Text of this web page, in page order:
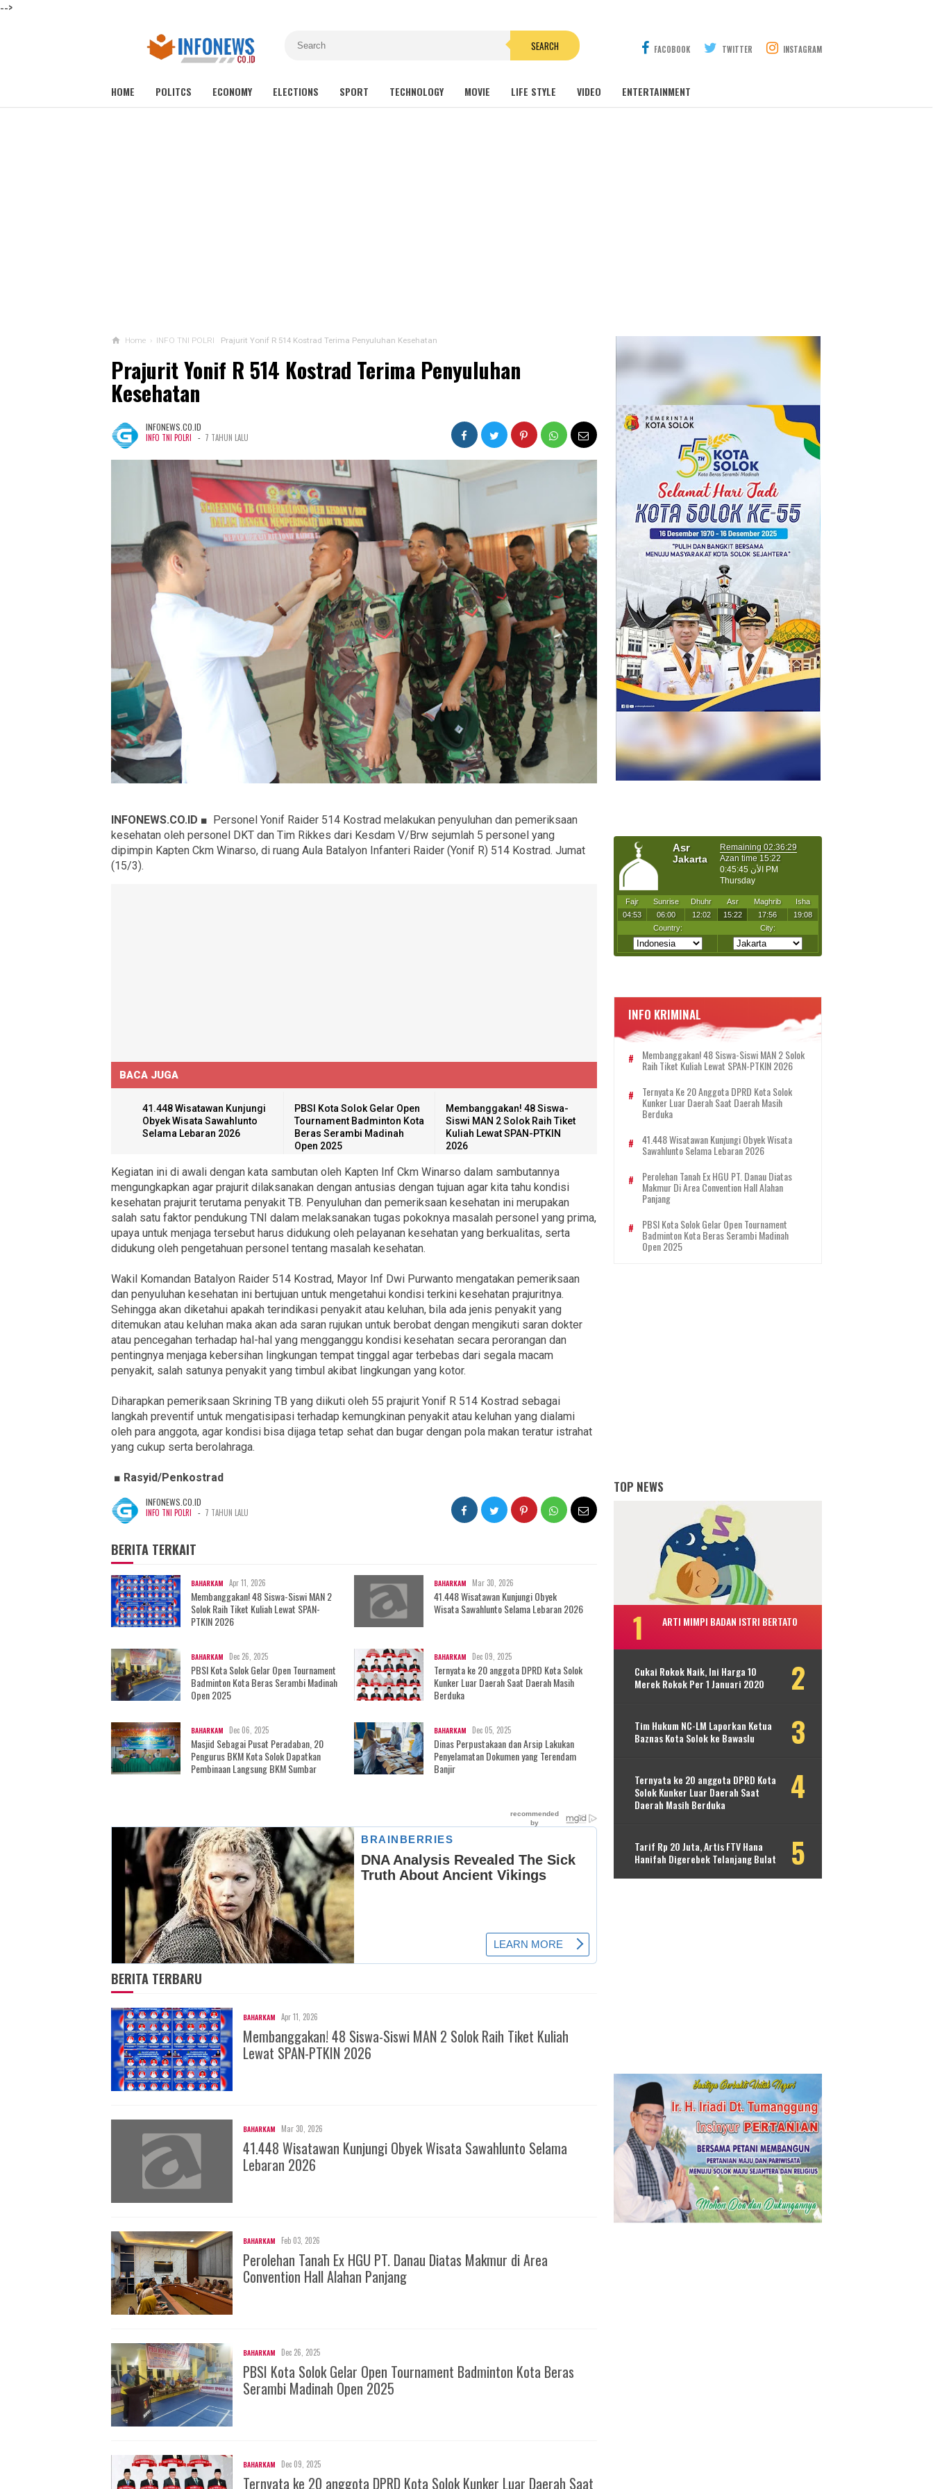
-->
SEARCH FACOBOOK TWITTER INSTAGRAM
HOME POLITCS ECONOMY ELECTIONS SPORT TECHNOLOGY MOVIE LIFE STYLE VIDEO ENTERTAINMENT
Home › INFO TNI POLRI Prajurit Yonif R 514 Kostrad Terima Penyuluhan Kesehatan
Prajurit Yonif R 514 Kostrad Terima Penyuluhan
Kesehatan
INFONEWS.CO.ID
INFO TNI POLRI - 7 TAHUN LALU
INFONEWS.CO.ID ■ Personel Yonif Raider 514 Kostrad melakukan penyuluhan dan pemeriksaan
kesehatan oleh personel DKT dan Tim Rikkes dari Kesdam V/Brw sejumlah 5 personel yang
dipimpin Kapten Ckm Winarso, di ruang Aula Batalyon Infanteri Raider (Yonif R) 514 Kostrad. Jumat
(15/3).
BACA JUGA
41.448 Wisatawan Kunjungi
Obyek Wisata Sawahlunto
Selama Lebaran 2026
PBSI Kota Solok Gelar Open
Tournament Badminton Kota
Beras Serambi Madinah
Open 2025
Membanggakan! 48 Siswa-
Siswi MAN 2 Solok Raih Tiket
Kuliah Lewat SPAN-PTKIN
2026
Kegiatan ini di awali dengan kata sambutan oleh Kapten Inf Ckm Winarso dalam sambutannya
mengungkapkan agar prajurit dilaksanakan dengan antusias dengan tujuan agar kita tahu kondisi
kesehatan prajurit terutama penyakit TB. Penyuluhan dan pemeriksaan kesehatan ini merupakan
salah satu faktor pendukung TNI dalam melaksanakan tugas pokoknya masalah personel yang prima,
upaya untuk menjaga tersebut harus didukung oleh pelayanan kesehatan yang berkualitas, serta
didukung oleh pengetahuan personel tentang masalah kesehatan.
Wakil Komandan Batalyon Raider 514 Kostrad, Mayor Inf Dwi Purwanto mengatakan pemeriksaan
dan penyuluhan kesehatan ini bertujuan untuk mengetahui kondisi terkini kesehatan prajuritnya.
Sehingga akan diketahui apakah terindikasi penyakit atau keluhan, bila ada jenis penyakit yang
ditemukan atau keluhan maka akan ada saran rujukan untuk berobat dengan mengikuti saran dokter
atau pencegahan terhadap hal-hal yang mengganggu kondisi kesehatan secara perorangan dan
pentingnya menjaga kebersihan lingkungan tempat tinggal agar terbebas dari segala macam
penyakit, salah satunya penyakit yang timbul akibat lingkungan yang kotor.
Diharapkan pemeriksaan Skrining TB yang diikuti oleh 55 prajurit Yonif R 514 Kostrad sebagai
langkah preventif untuk mengatisipasi terhadap kemungkinan penyakit atau keluhan yang dialami
oleh para anggota, agar kondisi bisa dijaga tetap sehat dan bugar dengan pola makan teratur istrahat
yang cukup serta berolahraga.
■ Rasyid/Penkostrad
INFONEWS.CO.ID
INFO TNI POLRI - 7 TAHUN LALU
BERITA TERKAIT
BAHARKAM Apr 11, 2026
Membanggakan! 48 Siswa-Siswi MAN 2
Solok Raih Tiket Kuliah Lewat SPAN-
PTKIN 2026
BAHARKAM Mar 30, 2026
41.448 Wisatawan Kunjungi Obyek
Wisata Sawahlunto Selama Lebaran 2026
BAHARKAM Dec 26, 2025
PBSI Kota Solok Gelar Open Tournament
Badminton Kota Beras Serambi Madinah
Open 2025
BAHARKAM Dec 09, 2025
Ternyata ke 20 anggota DPRD Kota Solok
Kunker Luar Daerah Saat Daerah Masih
Berduka
BAHARKAM Dec 06, 2025
Masjid Sebagai Pusat Peradaban, 20
Pengurus BKM Kota Solok Dapatkan
Pembinaan Langsung BKM Sumbar
BAHARKAM Dec 05, 2025
Dinas Perpustakaan dan Arsip Lakukan
Penyelamatan Dokumen yang Terendam
Banjir
BERITA TERBARU
BAHARKAM Apr 11, 2026
Membanggakan! 48 Siswa-Siswi MAN 2 Solok Raih Tiket Kuliah
Lewat SPAN-PTKIN 2026
BAHARKAM Mar 30, 2026
41.448 Wisatawan Kunjungi Obyek Wisata Sawahlunto Selama
Lebaran 2026
BAHARKAM Feb 03, 2026
Perolehan Tanah Ex HGU PT. Danau Diatas Makmur di Area
Convention Hall Alahan Panjang
BAHARKAM Dec 26, 2025
PBSI Kota Solok Gelar Open Tournament Badminton Kota Beras
Serambi Madinah Open 2025
BAHARKAM Dec 09, 2025
Ternyata ke 20 anggota DPRD Kota Solok Kunker Luar Daerah Saat
INFO KRIMINAL
Membanggakan! 48 Siswa-Siswi MAN 2 Solok
Raih Tiket Kuliah Lewat SPAN-PTKIN 2026
Ternyata Ke 20 Anggota DPRD Kota Solok
Kunker Luar Daerah Saat Daerah Masih
Berduka
41.448 Wisatawan Kunjungi Obyek Wisata
Sawahlunto Selama Lebaran 2026
Perolehan Tanah Ex HGU PT. Danau Diatas
Makmur Di Area Convention Hall Alahan
Panjang
PBSI Kota Solok Gelar Open Tournament
Badminton Kota Beras Serambi Madinah
Open 2025
TOP NEWS
ARTI MIMPI BADAN ISTRI BERTATO
Cukai Rokok Naik, Ini Harga 10
Merek Rokok Per 1 Januari 2020
Tim Hukum NC-LM Laporkan Ketua
Baznas Kota Solok ke Bawaslu
Ternyata ke 20 anggota DPRD Kota
Solok Kunker Luar Daerah Saat
Daerah Masih Berduka
Tarif Rp 20 Juta, Artis FTV Hana
Hanifah Digerebek Telanjang Bulat